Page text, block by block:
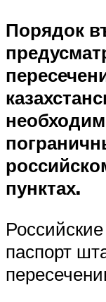
Порядок
пунктах.
паспорт